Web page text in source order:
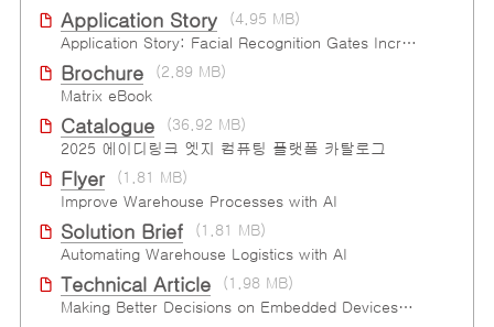
Application Story
(4.95 MB)
Application Story: Facial Recognition Gates Increase Security and Efficiency
Brochure
(2.89 MB)
Matrix eBook
Catalogue
(36.92 MB)
2025 에이디링크 엣지 컴퓨팅 플랫폼 카탈로그
Flyer
(1.81 MB)
Improve Warehouse Processes with AI
Solution Brief
(1.81 MB)
Automating Warehouse Logistics with AI
Technical Article
(1.98 MB)
Making Better Decisions on Embedded Devices with Edge Video Analysis (EVA)